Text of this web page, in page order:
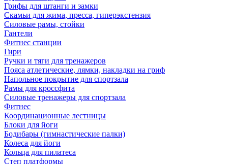
Грифы для штанги и замки
Скамьи для жима, пресса, гиперэкстензия
Силовые рамы, стойки
Гантели
Фитнес станции
Гири
Ручки и тяги для тренажеров
Пояса атлетические, лямки, накладки на гриф
Напольное покрытие для спортзала
Рамы для кроссфита
Силовые тренажеры для спортзала
Фитнес
Координационные лестницы
Блоки для йоги
Бодибары (гимнастические палки)
Колеса для йоги
Кольца для пилатеса
Степ платформы